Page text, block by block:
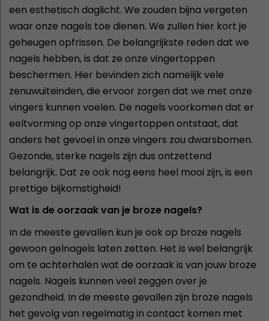
een esthetisch daglicht. We zouden bijna vergeten
waar onze nagels toe dienen. We zullen hier kort je
geheugen opfrissen. De belangrijkste reden dat we
nagels hebben, is dat ze onze vingertoppen
beschermen. Hier bevinden zich namelijk vele
zenuwuiteinden, die ervoor zorgen dat we met onze
vingers kunnen voelen. De nagels voorkomen dat er
eeltvorming op onze vingertoppen ontstaat, dat
anders het gevoel in onze vingers zou dwarsbomen.
Gezonde, sterke nagels zijn dus ontzettend
belangrijk. Dat ze ook nog eens heel mooi zijn, is een
prettige bijkomstigheid!
Wat is de oorzaak van je broze nagels?
In de meeste gevallen kun je ook op broze nagels
gewoon gelnagels laten zetten. Het is wel belangrijk
om te achterhalen wat de oorzaak is van jouw broze
nagels. Nagels kunnen veel zeggen over je
gezondheid. In de meeste gevallen zijn broze nagels
het gevolg van regelmatig in contact komen met